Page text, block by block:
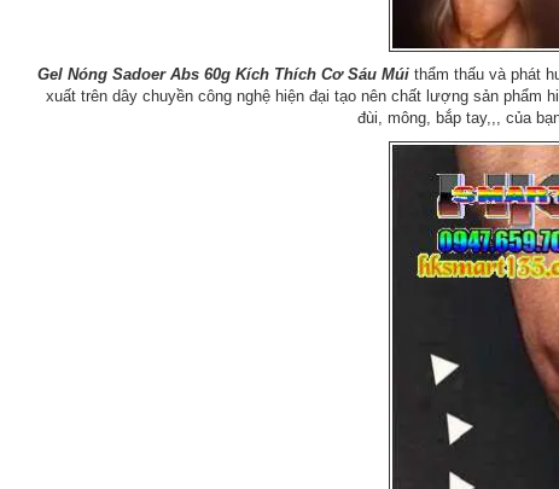
Gel Nóng Sadoer Abs 60g Kích Thích Cơ Sáu Múithẩm thấu và phát
xuất trên dây chuyền công nghệ hiện đại tạo nên chất lượng sản
đùi, mông, bắp tay,,, của